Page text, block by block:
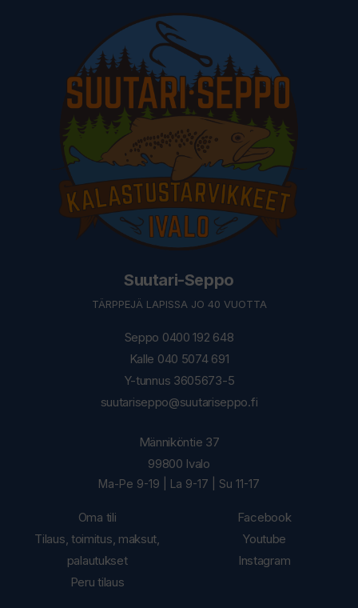
Suutari-Seppo
TÄRPPEJÄ LAPISSA JO 40 VUOTTA
Seppo 0400 192 648
Kalle 040 5074 691
Y-tunnus 3605673-5
suutariseppo@suutariseppo.fi
Oma tili
Tilaus, toimitus, maksut,
palautukset
Peru tilaus
Männiköntie 37
99800 Ivalo
Ma-Pe 9-19 | La 9-17 | Su 11-17
Facebook
Youtube
Instagram